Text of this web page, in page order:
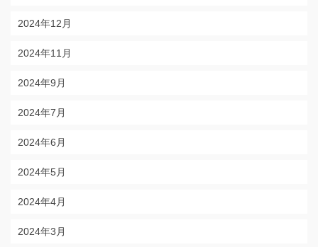
2024年12月
2024年11月
2024年9月
2024年7月
2024年6月
2024年5月
2024年4月
2024年3月